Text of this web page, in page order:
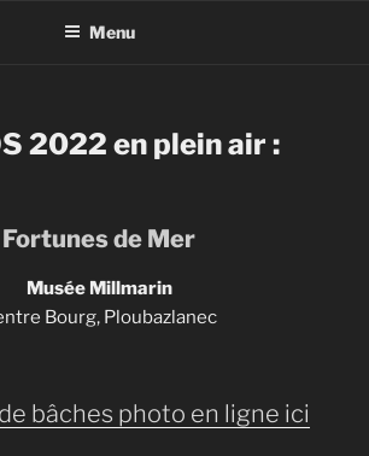
Menu
2022 en plein air :
Fortunes de Mer
Musée Millmarin
Bourg, Ploubazlanec
bâches photo en ligne ici